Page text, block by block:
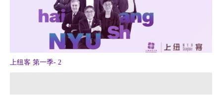
上纽客 第一季- 2